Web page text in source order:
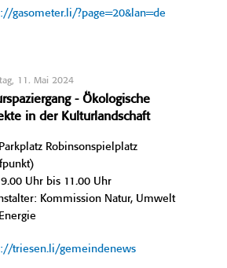
gasometer.li/?page=20&lan=de
11. Mai 2024
- Ökologische
in der Kulturlandschaft
Robinsonspielplatz
Uhr bis 11.00 Uhr
Kommission Natur, Umwelt
triesen.li/gemeindenews